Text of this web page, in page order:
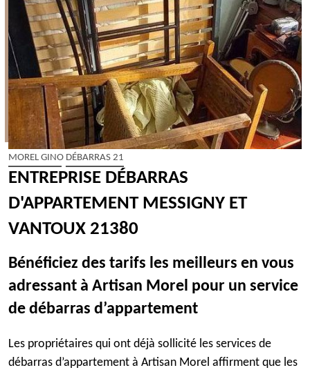
MOREL GINO DÉBARRAS 21
ENTREPRISE DÉBARRAS
D'APPARTEMENT MESSIGNY ET
VANTOUX 21380
Bénéficiez des tarifs les meilleurs en vous
adressant à Artisan Morel pour un service
de débarras d’appartement
Les propriétaires qui ont déjà sollicité les services de
débarras d’appartement à Artisan Morel affirment que les